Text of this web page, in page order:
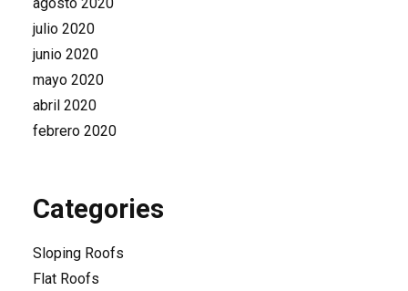
julio 2020
junio 2020
mayo 2020
abril 2020
febrero 2020
Categories
Sloping Roofs
Flat Roofs